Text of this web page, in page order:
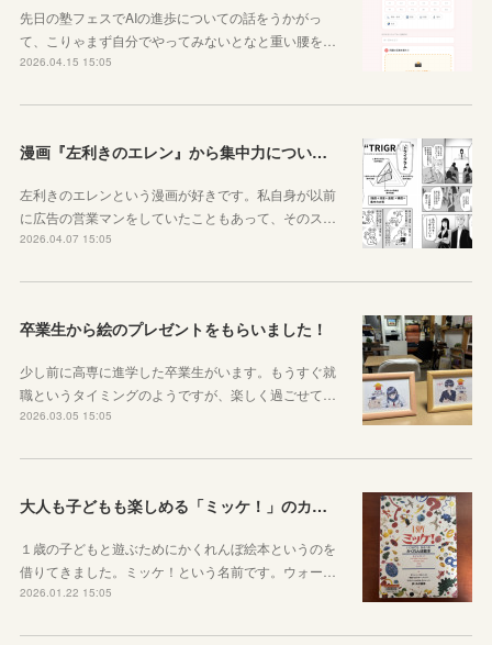
先日の塾フェスでAIの進歩についての話をうかがっ
て、こりゃまず自分でやってみないとなと重い腰を…
2026.04.15 15:05
漫画『左利きのエレン』から集中力について学ぼう
左利きのエレンという漫画が好きです。私自身が以前
に広告の営業マンをしていたこともあって、そのス…
2026.04.07 15:05
卒業生から絵のプレゼントをもらいました！
少し前に高専に進学した卒業生がいます。もうすぐ就
職というタイミングのようですが、楽しく過ごせて…
2026.03.05 15:05
大人も子どもも楽しめる「ミッケ！」のカニに翻弄された話
１歳の子どもと遊ぶためにかくれんぼ絵本というのを
借りてきました。ミッケ！という名前です。ウォー…
2026.01.22 15:05